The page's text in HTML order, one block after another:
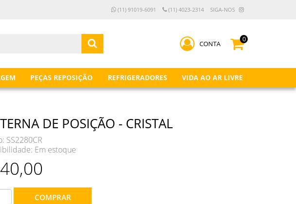
(11) 91019-6091 (11) 4023-2314 SIGA-NOS
CONTA
0
PEÇAS REPOSIÇÃO REFRIGERADORES VIDA AO AR LIVRE
DE POSIÇÃO - CRISTAL
SS2280CR
Em estoque
COMPRAR